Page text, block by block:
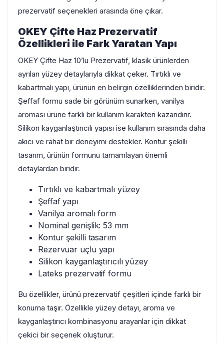
prezervatif seçenekleri arasında öne çıkar.
OKEY Çifte Haz Prezervatif
Özellikleri ile Fark Yaratan Yapı
OKEY Çifte Haz 10’lu Prezervatif, klasik ürünlerden
ayrılan yüzey detaylarıyla dikkat çeker. Tırtıklı ve
kabartmalı yapı, ürünün en belirgin özelliklerinden biridir.
Şeffaf formu sade bir görünüm sunarken, vanilya
aroması ürüne farklı bir kullanım karakteri kazandırır.
Silikon kayganlaştırıcılı yapısı ise kullanım sırasında daha
akıcı ve rahat bir deneyimi destekler. Kontur şekilli
tasarım, ürünün formunu tamamlayan önemli
detaylardan biridir.
Tırtıklı ve kabartmalı yüzey
Şeffaf yapı
Vanilya aromalı form
Nominal genişlik: 53 mm
Kontur şekilli tasarım
Rezervuar uçlu yapı
Silikon kayganlaştırıcılı yüzey
Lateks prezervatif formu
Bu özellikler, ürünü prezervatif çeşitleri içinde farklı bir
konuma taşır. Özellikle yüzey detayı, aroma ve
kayganlaştırıcı kombinasyonu arayanlar için dikkat
çekici bir seçenek oluşturur.